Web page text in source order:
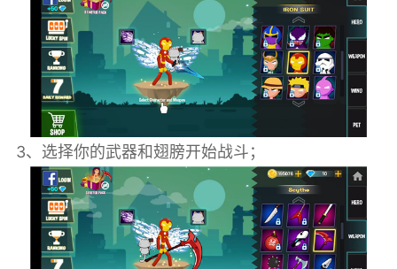
3、选择你的武器和翅膀开始战斗；